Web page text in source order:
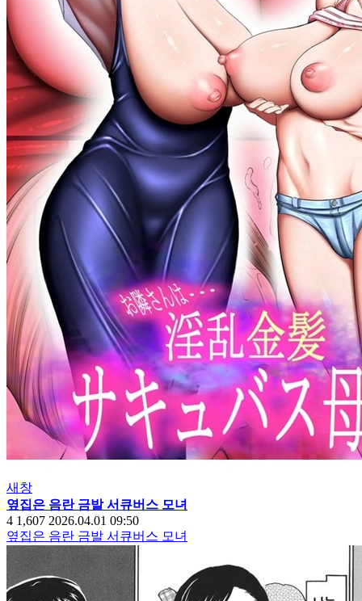
새창
옆집은 음란 금발 서큐버스 모녀
4 1,607 2026.04.01 09:50
옆집은 음란 금발 서큐버스 모녀